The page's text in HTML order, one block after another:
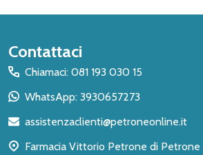
Inizio
del
piè
pagina
Contattaci
Chiamaci: 081 193 030 15
WhatsApp: 3930657273
assistenzaclienti@petroneonline.it
Farmacia Vittorio Petrone di Petrone